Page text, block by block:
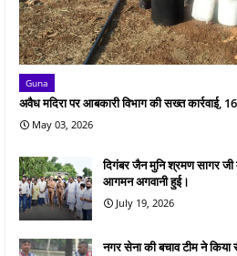
Guna
अवैध मदिरा पर आबकारी विभाग की सख्त कार्रवाई,
May 03, 2026
दिगंबर जैन मुनि श्रमण सागर
आगमन अगवानी हुई।
July 19, 2026
नगर सेना की बचाव टीम ने